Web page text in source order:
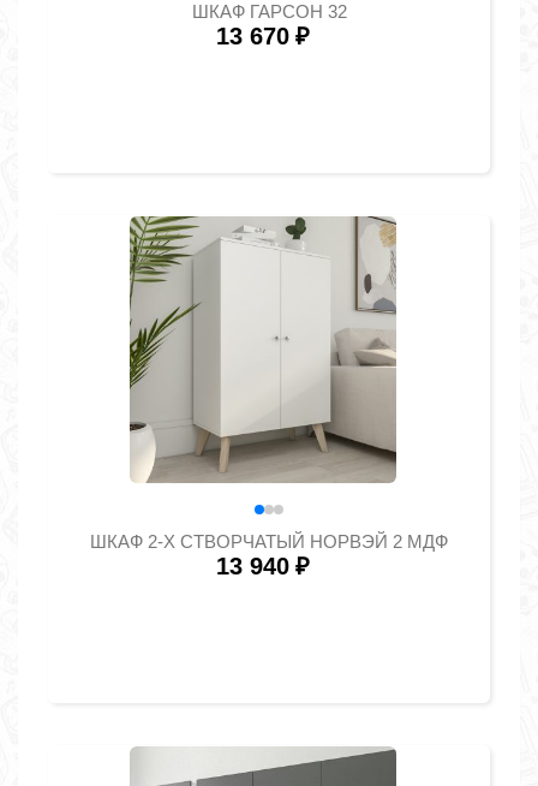
ШКАФ ГАРСОН 32
13 670 ₽
ШКАФ 2-Х СТВОРЧАТЫЙ НОРВЭЙ 2 МДФ
13 940 ₽